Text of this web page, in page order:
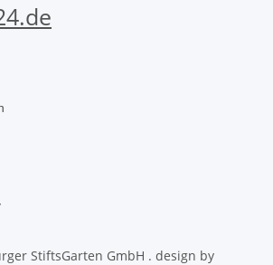
StiftsGarten GmbH . design by